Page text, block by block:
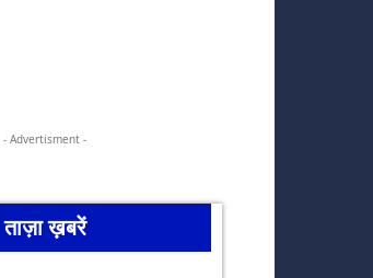
- Advertisment -
ताज़ा ख़बरें